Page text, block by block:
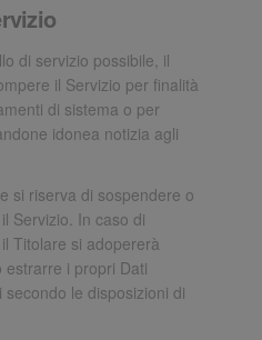
di servizio possibile, il
il Servizio per finalità
di sistema o per
idonea notizia agli
si riserva di sospendere o
Servizio. In caso di
Titolare si adopererà
estrarre i propri Dati
le disposizioni di